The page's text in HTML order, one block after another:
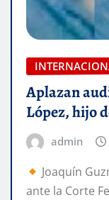
Aplazan
López, hijo
admin
Joaquín
ante la Corte